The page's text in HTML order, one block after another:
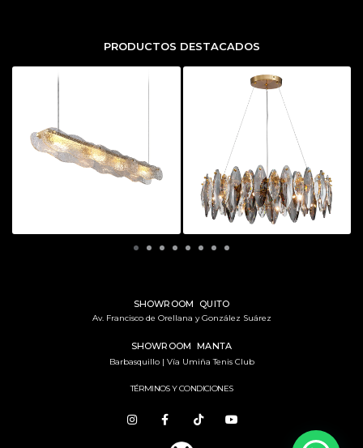
PRODUCTOS DESTACADOS
SHOWROOM QUITO
Av. Francisco de Orellana y González Suárez
SHOWROOM MANTA
Barbasquillo | Vía Umiña Tenis Club
TÉRMINOS Y CONDICIONES